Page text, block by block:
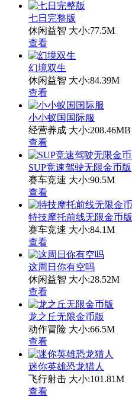
七日完整版
休闲益智 大小:77.5M
查看
幻境双生
休闲益智 大小:84.39M
查看
小小蚁国国际服
经营养成 大小:208.46MB
查看
SUP竞速驾驶无限金币版
赛车竞速 大小:90.5M
查看
特技摩托前线无限金币版
赛车竞速 大小:84.1M
查看
这周日你有空吗
休闲益智 大小:28.52M
查看
龙之丘无限金币版
动作冒险 大小:66.5M
查看
迷你英雄恐龙猎人
飞行射击 大小:101.81M
查看